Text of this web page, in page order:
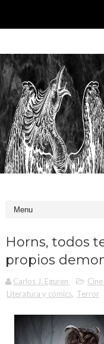
Horns, todos
propios
Carlos J. Eguren
Literatura y cómics, Terror